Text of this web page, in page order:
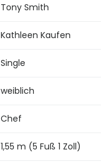
Tony Smith
Kathleen Kaufen
Single
weiblich
Chef
1,55 m (5 Fuß 1 Zoll)